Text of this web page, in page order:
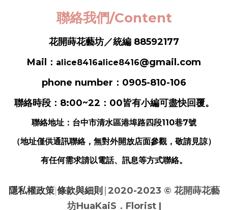
聯絡我們/Content
花開蒔花藝坊／統編 88592177
Mail： alice8416alice8416@gmail.com
phone number：0905-810-106
聯絡時段：8:00~22：00皆有小編可盡快回覆。
聯絡地址： 台中市清水區港埠路四段110巷7號
（地址僅供通訊聯絡，無對外開放店面參觀，敬請見諒）
有任何需求請以電話、訊息等方式聯絡。
隱私權政策|條款與細則|2020-2023 © 花開蒔花藝
坊HuaKaiS．Florist |